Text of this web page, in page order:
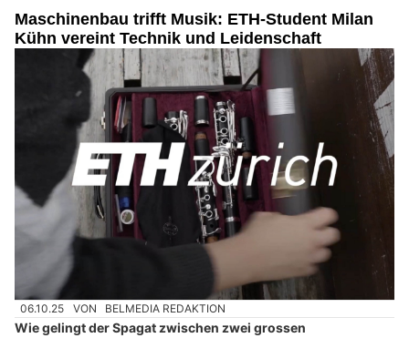
Maschinenbau trifft Musik: ETH-Student Milan
Kühn vereint Technik und Leidenschaft
06.10.25 VON BELMEDIA REDAKTION
Wie gelingt der Spagat zwischen zwei grossen